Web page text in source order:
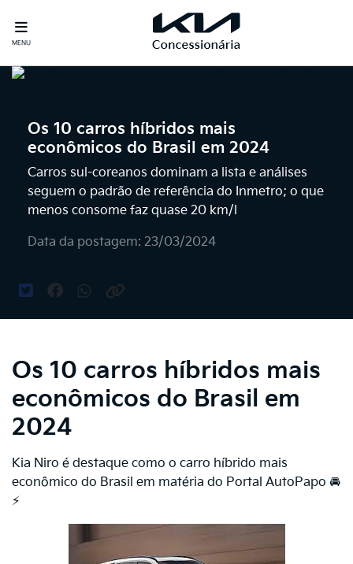
MENU
Os 10 carros híbridos mais
econômicos do Brasil em 2024
Carros sul-coreanos dominam a lista e análises
seguem o padrão de referência do Inmetro; o que
menos consome faz quase 20 km/l
Data da postagem: 23/03/2024
Os 10 carros híbridos mais
econômicos do Brasil em
2024
Kia Niro é destaque como o carro híbrido mais
econômico do Brasil em matéria do Portal AutoPapo 🚘
⚡